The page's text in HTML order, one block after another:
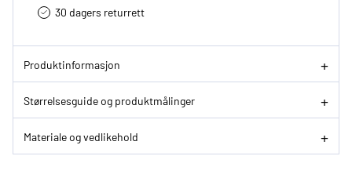
30 dagers returrett
Produktinformasjon
Størrelsesguide og produktmålinger
Materiale og vedlikehold